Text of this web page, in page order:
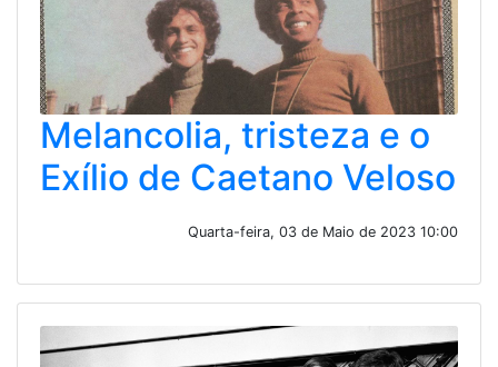
Melancolia, tristeza e o
Exílio de Caetano Veloso
Quarta-feira, 03 de Maio de 2023 10:00